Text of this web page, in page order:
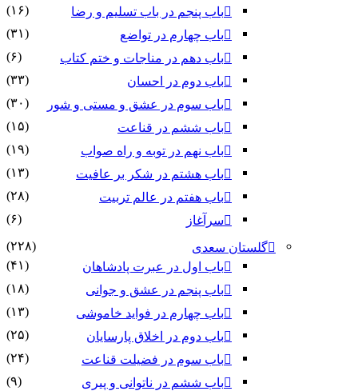
باب پنجم در باب تسلیم و رضا
(۱۶)
باب چهارم در تواضع
(۳۱)
باب دهم در مناجات و ختم کتاب
(۶)
باب دوم در احسان
(۳۳)
باب سوم در عشق و مستی و شور
(۳۰)
باب ششم در قناعت
(۱۵)
باب نهم در توبه و راه صواب
(۱۹)
باب هشتم در شکر بر عافیت
(۱۳)
باب هفتم در عالم تربیت
(۲۸)
سرآغاز
(۶)
گلستان سعدی
(۲۲۸)
باب اول در عبرت پادشاهان
(۴۱)
باب پنجم در عشق و جوانى
(۱۸)
باب چهارم در فواید خاموشى
(۱۳)
باب دوم در اخلاق پارسایان
(۲۵)
باب سوم در فضیلت قناعت
(۲۴)
باب ششم در ناتوانى و پیرى
(۹)